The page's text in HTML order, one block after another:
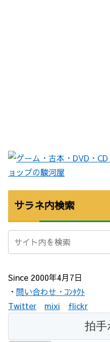
サラネ内検索
Since 2000年4月7日
・ 問い合わせ・ｺﾝﾀｸﾄ
Twitter
mixi flickr